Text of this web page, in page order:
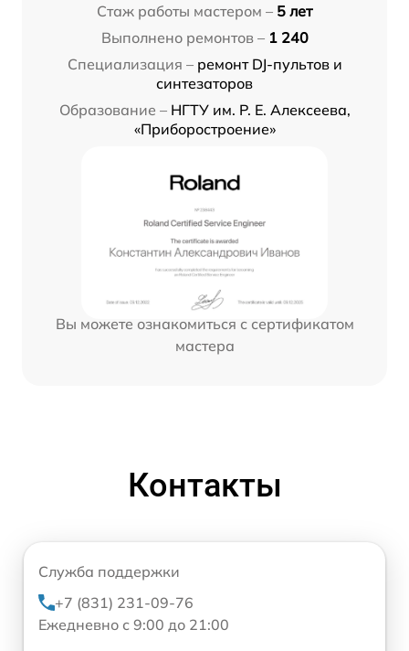
Стаж работы мастером – 5 лет
Выполнено ремонтов – 1 240
Специализация – ремонт DJ-пультов и
синтезаторов
Образование – НГТУ им. Р. Е. Алексеева,
«Приборостроение»
Вы можете ознакомиться с сертификатом
мастера
Контакты
Служба поддержки
+7 (831) 231-09-76
Ежедневно с 9:00 до 21:00